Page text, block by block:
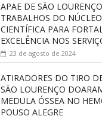
APAE DE SÃO
TRABALHOS DO
CIENTÍFICA PARA
EXCELÊNCIA NOS
23 de agosto de 2024
ATIRADORES DO TIRO
SÃO LOURENÇO
MEDULA ÓSSEA NO
POUSO ALEGRE